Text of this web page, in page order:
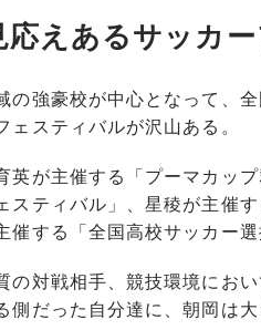
えあるサッカー
強豪校が中心となって、
スティバルが沢山ある。
が主催する「プーマカッ
スティバル」、星稜が主催
催する「全国高校サッカー
対戦相手、競技環境におい
側だった自分達に、朝岡は大